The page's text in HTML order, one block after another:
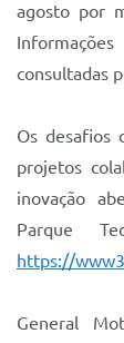
agosto por
consultadas
Os desafios
projetos
inovação
Parque
https://
General